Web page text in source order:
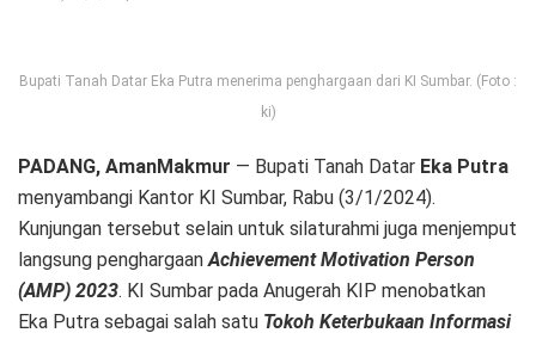
Bupati Tanah Datar Eka Putra menerima penghargaan dari KI Sumbar. (Foto :
ki)
PADANG, AmanMakmur — Bupati Tanah Datar Eka Putra
menyambangi Kantor KI Sumbar, Rabu (3/1/2024).
Kunjungan tersebut selain untuk silaturahmi juga menjemput
langsung penghargaan Achievement Motivation Person
(AMP) 2023. KI Sumbar pada Anugerah KIP menobatkan
Eka Putra sebagai salah satu Tokoh Keterbukaan Informasi